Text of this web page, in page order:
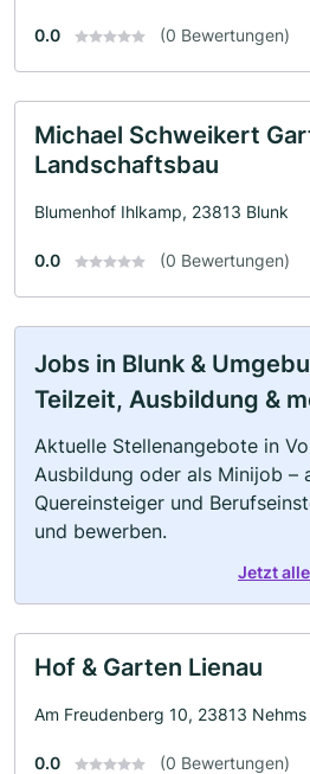
0.0 (0 Bewertungen)
Michael Schweikert
Landschaftsbau
Blumenhof Ihlkamp, 23813 Blunk
0.0 (0 Bewertungen)
Jobs in Blunk &
Teilzeit, Ausbildung &
Aktuelle Stellenangebote in
Ausbildung oder als Minijob –
Quereinsteiger und
und bewerben.
Jetzt
Hof & Garten Lienau
Am Freudenberg 10, 23813 Nehms
0.0 (0 Bewertungen)